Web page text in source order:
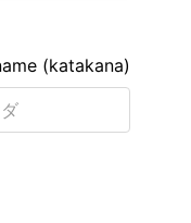
(katakana)